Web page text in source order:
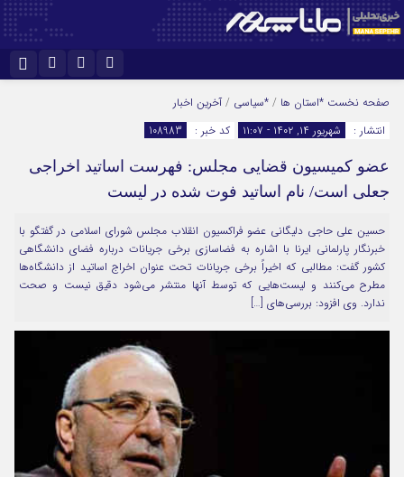
اینستاگرام
سروش ایتا
آپارات
نام کاربری یا نشانی ایمیل
رمز عبور
مرا به خاطر بسپار
صفحه نخست *استان ها / *سیاسی / آخرین اخبار
انتشار :
شهریور ۱۴, ۱۴۰۲ - ۱۱:۰۷ کد خبر : 108983
عضو کمیسیون قضایی مجلس: فهرست اساتید اخراجی
جعلی است/ نام اساتید فوت شده در لیست
حسین علی حاجی دلیگانی عضو فراکسیون انقلاب مجلس شورای اسلامی در گفتگو با
خبرنگار پارلمانی ایرنا با اشاره به فضاسازی برخی جریانات درباره فضای دانشگاهی
کشور گفت: مطالبی که اخیراً برخی جریانات تحت عنوان اخراج اساتید از دانشگاه‌ها
مطرح می‌کنند و لیست‌هایی که توسط آنها منتشر می‌شود دقیق نیست و صحت
ندارد. وی افزود: بررسی‌های […]